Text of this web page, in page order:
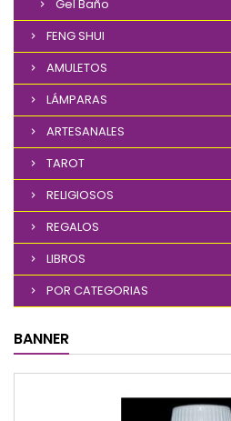
Gel Baño
FENG SHUI
AMULETOS
LÁMPARAS
ARTESANALES
TAROT
RELIGIOSOS
REGALOS
LIBROS
POR CATEGORIAS
BANNER